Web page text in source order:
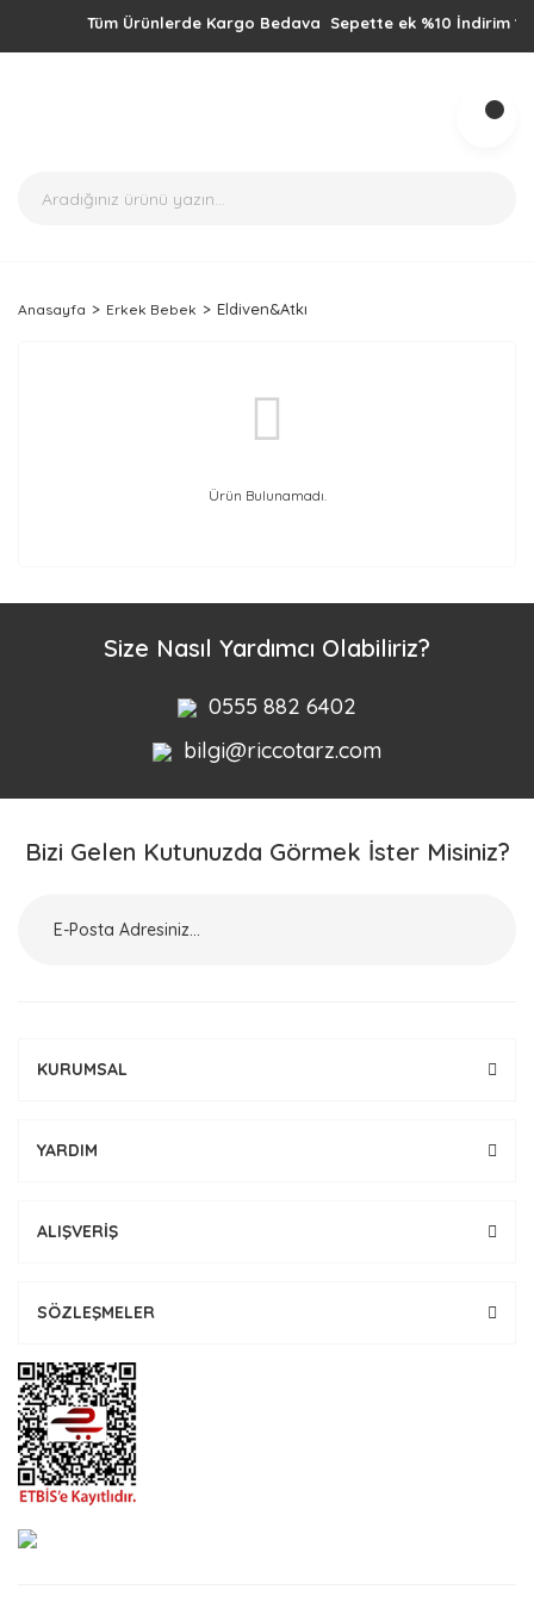
Tüm Ürünlerde Kargo Bedava Sepette ek %10 İndirim
Anasayfa Erkek Bebek Eldiven&Atkı
Ürün Bulunamadı.
Size Nasıl Yardımcı Olabiliriz?
0555 882 6402
bilgi@riccotarz.com
Bizi Gelen Kutunuzda Görmek İster Misiniz?
KURUMSAL
YARDIM
ALIŞVERİŞ
SÖZLEŞMELER